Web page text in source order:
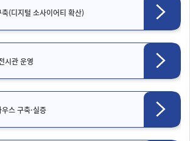
(디지털 소사이어티 확산)
시관 운영
스 구축·실증